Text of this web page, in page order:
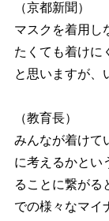
（京都新聞）
マスクを着用し
たくても着けに
と思いますが、
（教育長）
みんなが着けて
に考えるかとい
ることに繋がる
での様々なマイ